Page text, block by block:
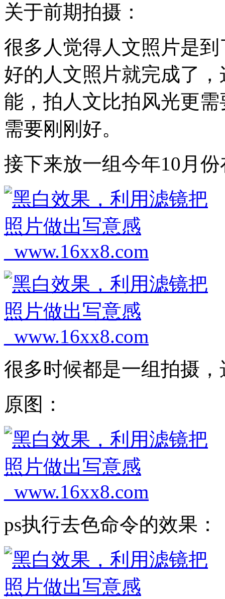
关于前期拍摄：
很多人觉得人文照片是
好的人文照片就完成了
能，拍人文比拍风光更
需要刚刚好。
接下来放一组今年10月
很多时候都是一组拍摄
原图：
ps执行去色命令的效果：